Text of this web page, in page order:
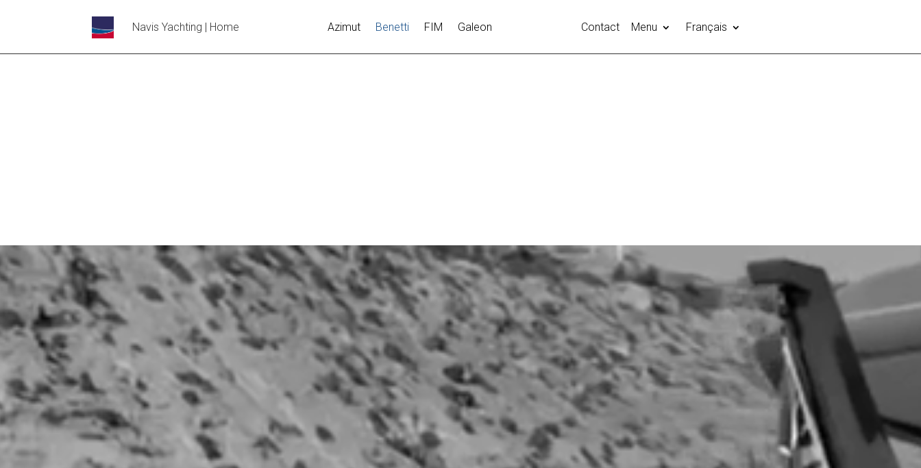
Navis Yachting | Home Azimut Benetti FIM Galeon Contact Menu Français
Lecteur
vidéo